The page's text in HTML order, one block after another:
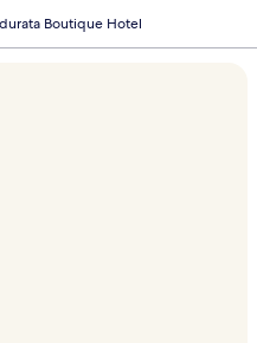
Boutique Hotel